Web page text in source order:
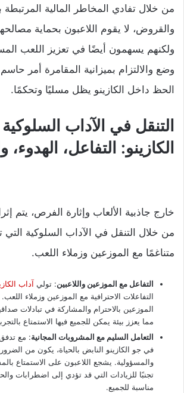
من خلال تفادي المخاطر المالية
والقروض، لا يقوم اللاعبون بحماية
ولكنهم يسهمون أيضًا في تعزيز اللعب
وضع والالتزام بميزانية المقامرة أمر
الحظ داخل الكازينو يظل مسليًا وتحكمًا.
التنقل في الآداب
الكازينو: التفاعل، الهدوء،
خارج جاذبية الألعاب وإثارة الفرص، يتم
من خلال التنقل في الآداب السلوكية التي
متناغمًا مع الموزعين وزملاء اللعب.
التفاعل مع الموزعين واللاعبين: تولي آداب
التفاعلات الاحترافية مع الموزعين وزملاء
الموزعين بالاحترام والمشاركة في تبادلات
مما يعزز بيئة يمكن للجميع فيها الاستمتاع
التعامل السليم مع المشروبات المجانية: مع
في جو الكازينو النابض بالحياة، يكون من
والمسؤولية. يشجع اللاعبون على الاستمتاع
تجنبًا للزيادات التي قد تؤدي إلى اضطرابات
مناسبة للجميع.